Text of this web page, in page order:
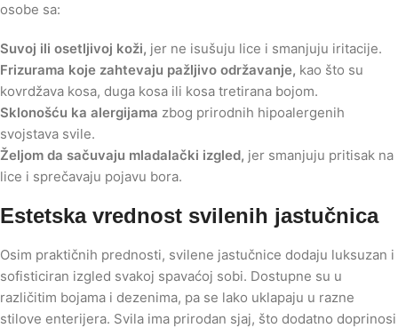
osobe sa:
Suvoj ili osetljivoj koži, jer ne isušuju lice i smanjuju iritacije.
Frizurama koje zahtevaju pažljivo održavanje, kao što su
kovrdžava kosa, duga kosa ili kosa tretirana bojom.
Sklonošću ka alergijama zbog prirodnih hipoalergenih
svojstava svile.
Željom da sačuvaju mladalački izgled, jer smanjuju pritisak na
lice i sprečavaju pojavu bora.
Estetska vrednost svilenih jastučnica
Osim praktičnih prednosti, svilene jastučnice dodaju luksuzan i
sofisticiran izgled svakoj spavaćoj sobi. Dostupne su u
različitim bojama i dezenima, pa se lako uklapaju u razne
stilove enterijera. Svila ima prirodan sjaj, što dodatno doprinosi